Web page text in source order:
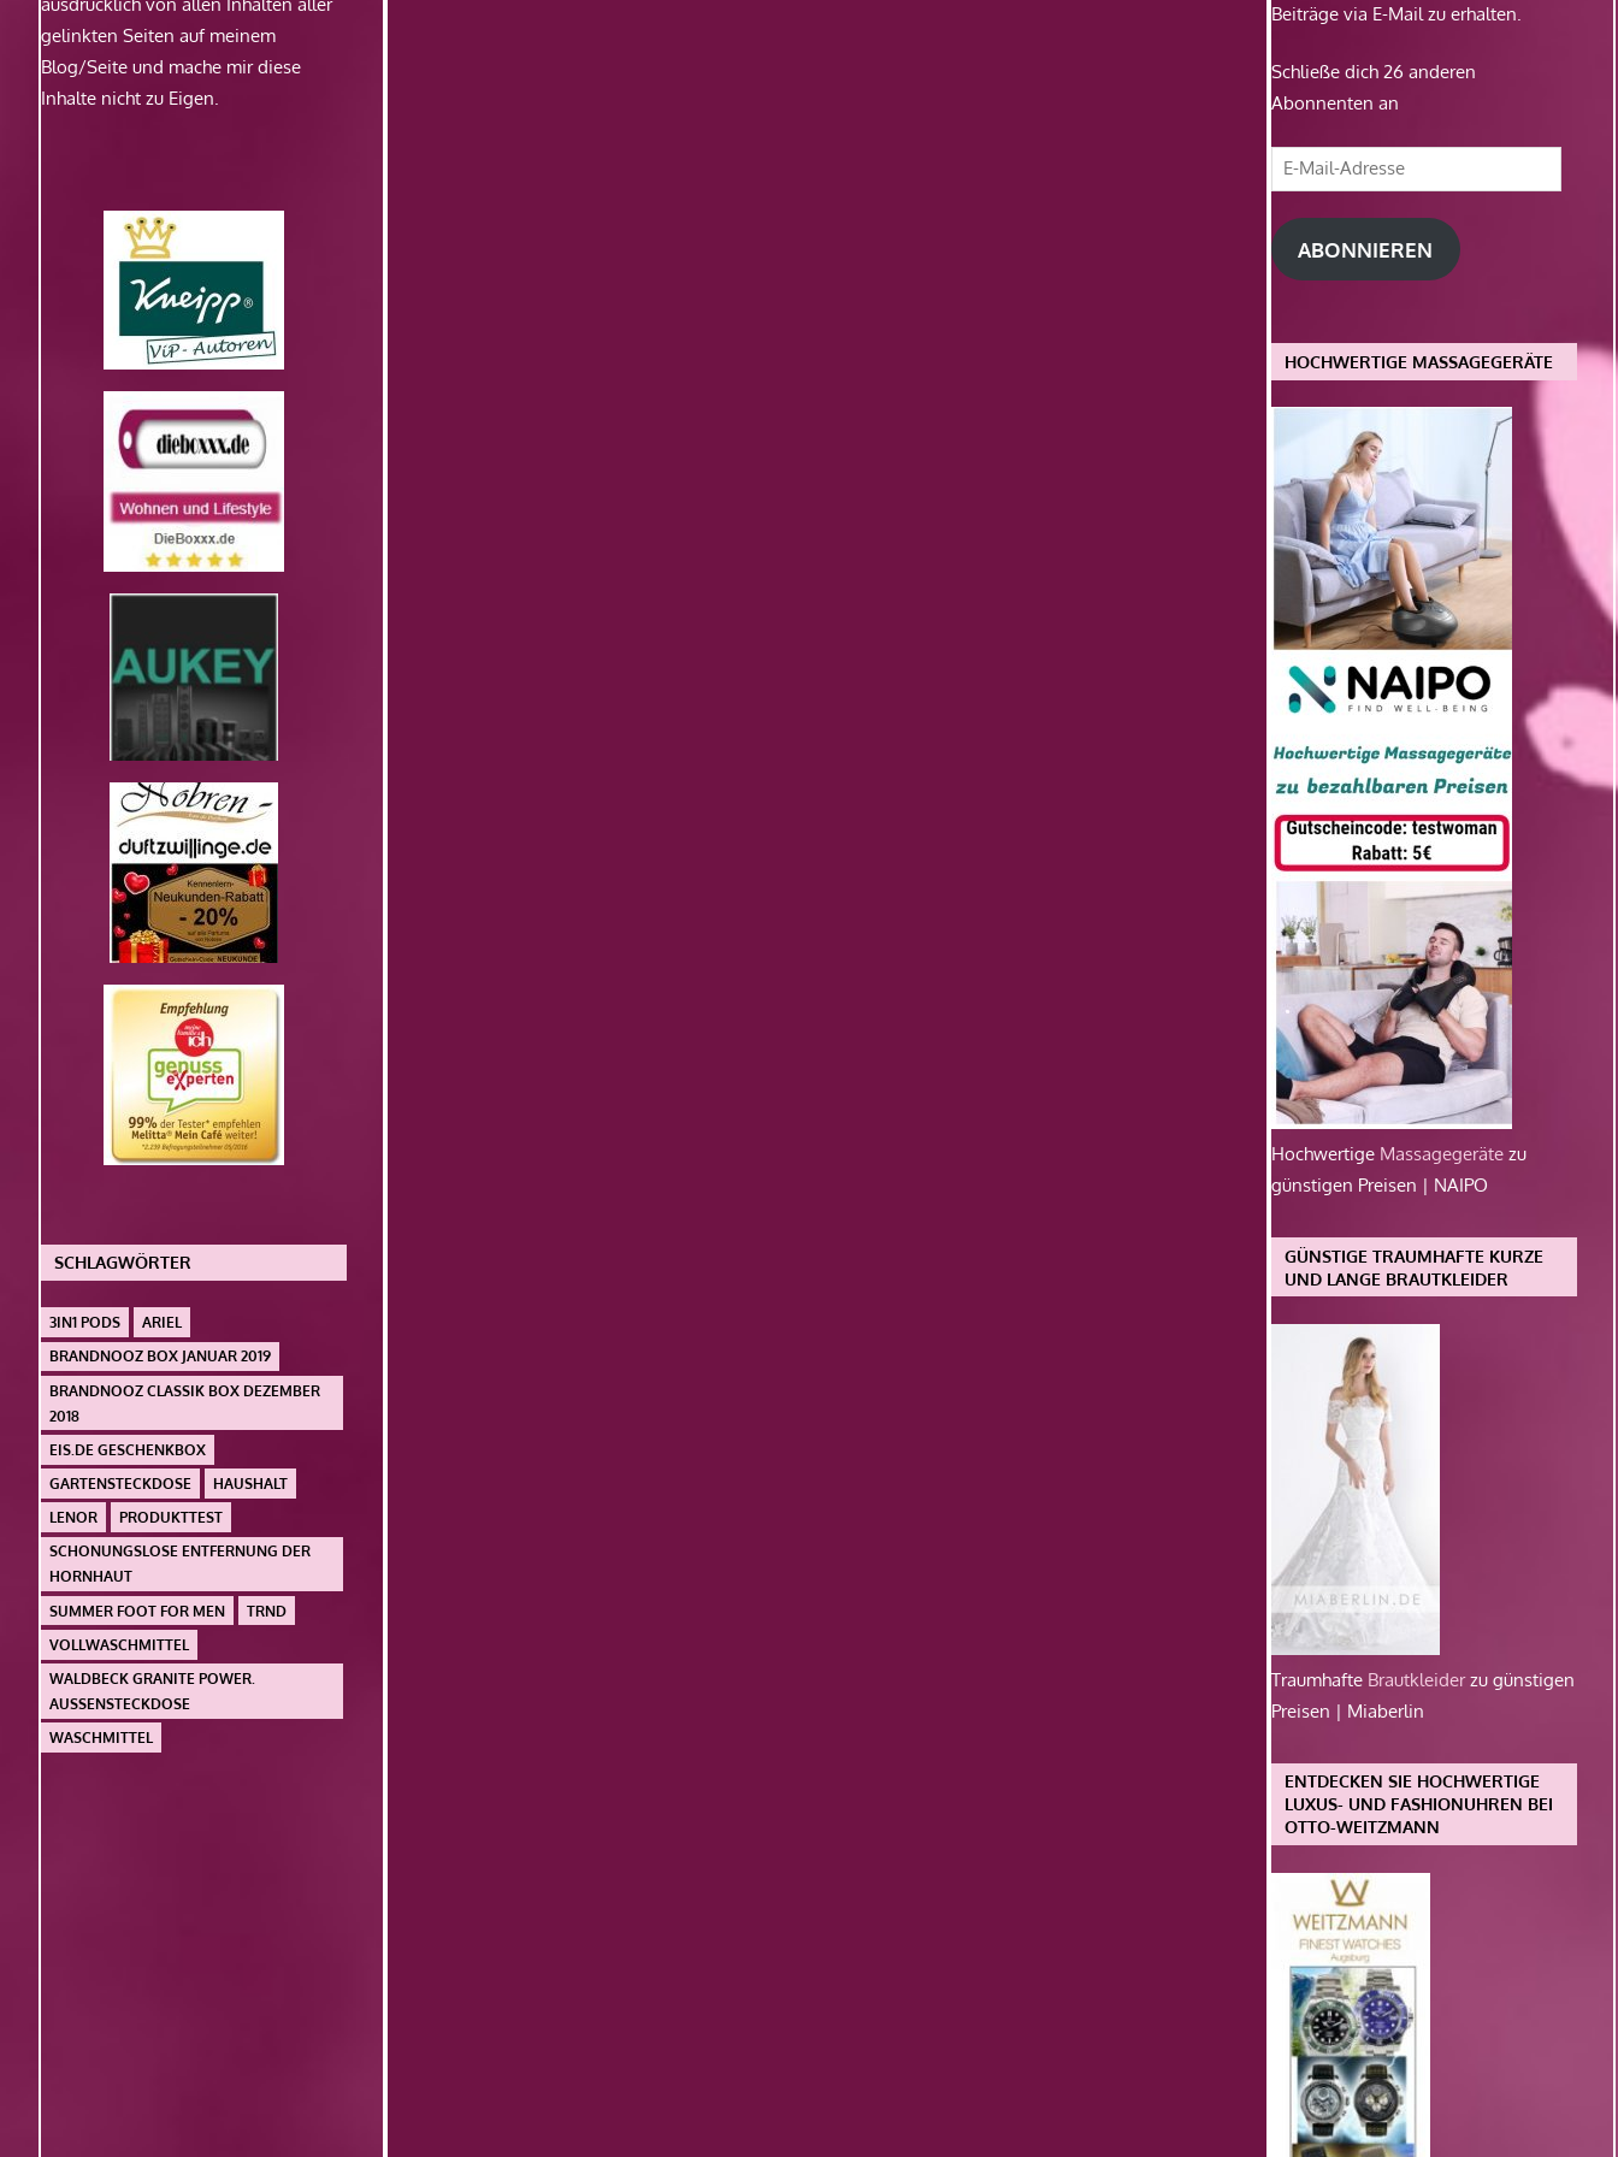
gelinkten Seiten auf meinem
Blog/Seite und mache mir diese
Inhalte nicht zu Eigen.
SCHLAGWÖRTER
3IN1 PODS
ARIEL
BRANDNOOZ BOX JANUAR 2019
BRANDNOOZ CLASSIK BOX DEZEMBER
2018
EIS.DE GESCHENKBOX
GARTENSTECKDOSE
HAUSHALT
LENOR
PRODUKTTEST
SCHONUNGSLOSE ENTFERNUNG DER
HORNHAUT
SUMMER FOOT FOR MEN
TRND
VOLLWASCHMITTEL
WALDBECK GRANITE POWER.
AUSSENSTECKDOSE
WASCHMITTEL
Beiträge via E-Mail zu erhalten.
Schließe dich 26 anderen
Abonnenten an
E-
Mail-
Adresse
ABONNIEREN
HOCHWERTIGE MASSAGEGERÄTE
Hochwertige Massagegeräte zu
günstigen Preisen | NAIPO
GÜNSTIGE TRAUMHAFTE KURZE
UND LANGE BRAUTKLEIDER
Traumhafte Brautkleiderzu günstigen
Preisen | Miaberlin
ENTDECKEN SIE HOCHWERTIGE
LUXUS- UND FASHIONUHREN BEI
OTTO-WEITZMANN